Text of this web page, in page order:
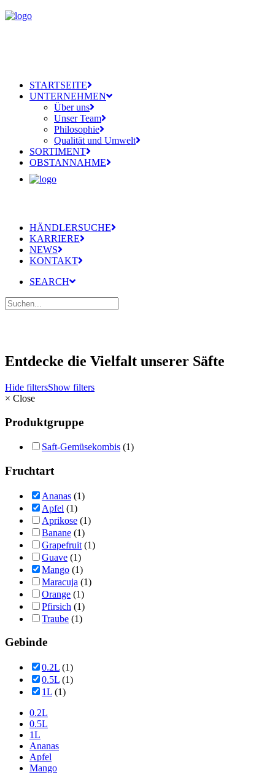
STARTSEITE
UNTERNEHMEN
Über uns
Unser Team
Philosophie
Qualität und Umwelt
SORTIMENT
OBSTANNAHME
HÄNDLERSUCHE
KARRIERE
NEWS
KONTAKT
SEARCH
Entdecke die Vielfalt unserer Säfte
Hide filtersShow filters
× Close
Produktgruppe
Saft-Gemüsekombis (1)
Fruchtart
Ananas (1)
Apfel (1)
Aprikose (1)
Banane (1)
Grapefruit (1)
Guave (1)
Mango (1)
Maracuja (1)
Orange (1)
Pfirsich (1)
Traube (1)
Gebinde
0.2L (1)
0.5L (1)
1L (1)
0.2L
0.5L
1L
Ananas
Apfel
Mango